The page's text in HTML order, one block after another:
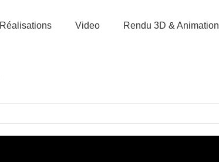
Réalisations Video Rendu 3D & Animation